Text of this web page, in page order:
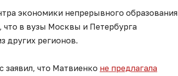
экономики непрерывного образования
в вузы Москвы и Петербурга
других регионов.
заявил, что Матвиенко не предлагала